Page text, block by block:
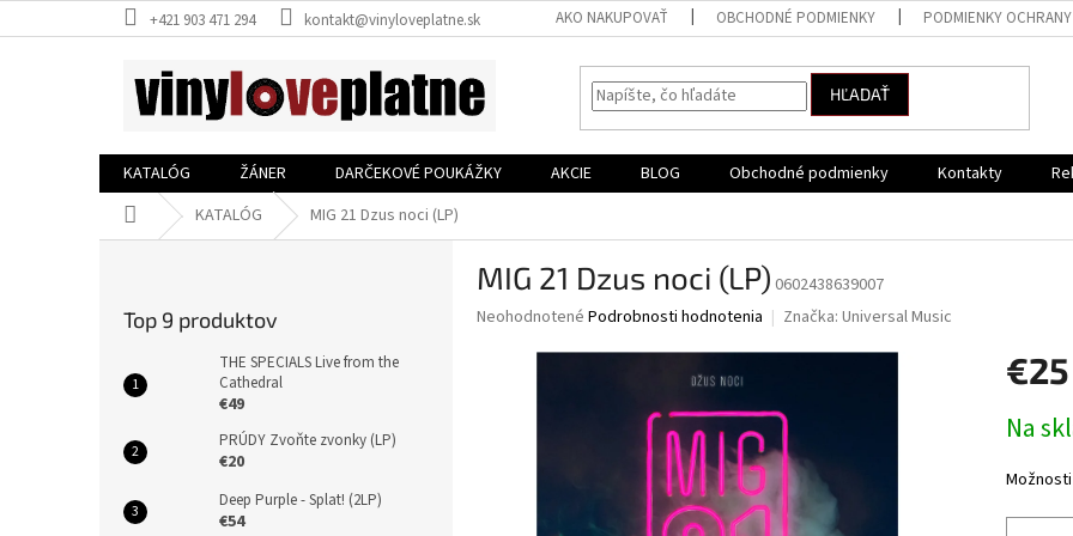
na
+421 903 471 294 kontakt@vinyloveplatne.sk AKO NAKUPOVAŤ OBCHODNÉ PODMIENKY PODMIENKY OCHRANY
HĽADAŤ
KATALÓG ŽÁNER DARČEKOVÉ POUKÁŽKY AKCIE BLOG Obchodné podmienky Kontakty
DomovKATALÓG MIG 21 Dzus noci (LP)
Top 9 produktov
THE SPECIALS Live from the
Cathedral
€49
PRÚDY Zvoňte zvonky (LP)
€20
Deep Purple - Splat! (2LP)
€54
MIG 21 Dzus noci (LP) 0602438639007
Priemerné
Neohodnotené Podrobnosti hodnotenia Značka: Universal Music
€25
cena:
Na